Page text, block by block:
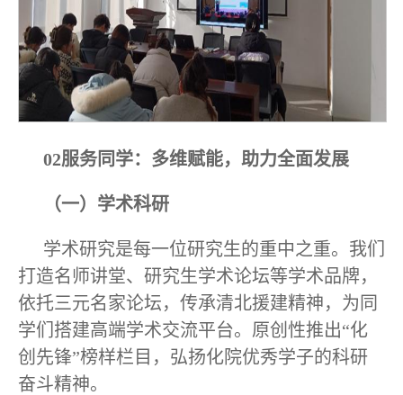
02服务同学：多维赋能，助力全面发展
（一）学术科研
学术研究是每一位研究生的重中之重。我们
打造名师讲堂、研究生学术论坛等学术品牌，
依托三元名家论坛，传承清北援建精神，为同
学们搭建高端学术交流平台。原创性推出“化
创先锋”榜样栏目，弘扬化院优秀学子的科研
奋斗精神。